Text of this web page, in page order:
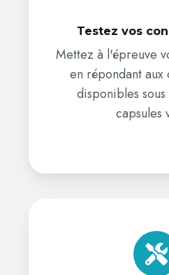
Testez vos
Mettez à l'épreuve
en répondant
disponibles
capsules
les